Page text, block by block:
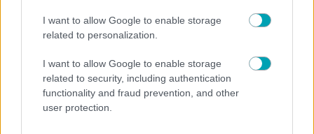
I want to allow Google to enable storage
related to personalization.
I want to allow Google to enable storage
related to security, including authentication
functionality and fraud prevention, and other
user protection.
NEWS
Κατερίνα Παπουτσάκη: «Ο άνθρωπος φαίνεται τι